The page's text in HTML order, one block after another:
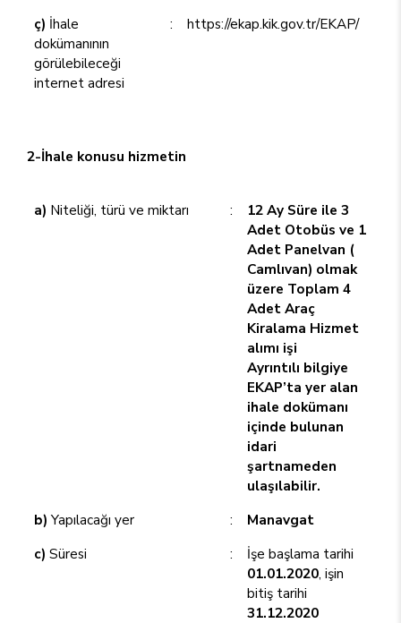
ç) İhale
dokümanının
görülebileceği
internet adresi
: https://ekap.kik.gov.tr/EKAP/
2-İhale konusu hizmetin
a) Niteliği, türü ve miktarı :
12 Ay Süre ile 3
Adet Otobüs ve 1
Adet Panelvan (
Camlıvan) olmak
üzere Toplam 4
Adet Araç
Kiralama Hizmet
alımı işi
Ayrıntılı bilgiye
EKAP’ta yer alan
ihale dokümanı
içinde bulunan
idari
şartnameden
ulaşılabilir.
b)Yapılacağı yer :
Manavgat
c) Süresi :
İşe başlama tarihi
01.01.2020, işin
bitiş tarihi
31.12.2020